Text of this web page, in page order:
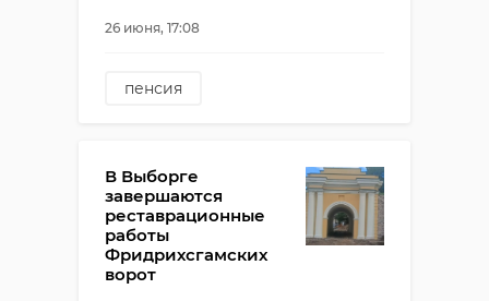
26 июня, 17:08
пенсия
В Выборге
завершаются
реставрационные
работы
Фридрихсгамских
ворот